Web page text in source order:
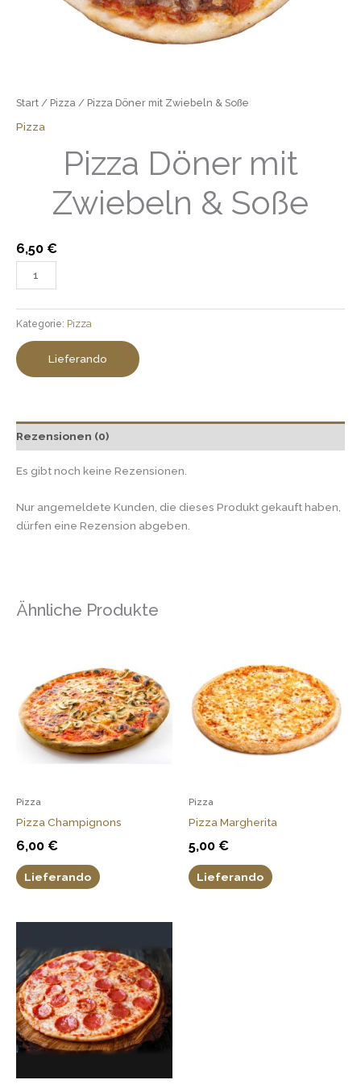
Start / Pizza / Pizza Döner mit Zwiebeln & Soße
Pizza
Pizza Döner mit
Zwiebeln & Soße
6,50 €
Kategorie: Pizza
Lieferando
Rezensionen (0)
Es gibt noch keine Rezensionen.
Nur angemeldete Kunden, die dieses Produkt gekauft haben,
dürfen eine Rezension abgeben.
Ähnliche Produkte
Pizza
Pizza Champignons
6,00 €
Lieferando
Pizza
Pizza Margherita
5,00 €
Lieferando